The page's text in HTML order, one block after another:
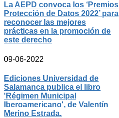
La AEPD convoca los ‘Premios
Protección de Datos 2022’ para
reconocer las mejores
prácticas en la promoción de
este derecho
09-06-2022
Ediciones Universidad de
Salamanca publica el libro
'Régimen Municipal
Iberoamericano', de Valentín
Merino Estrada.